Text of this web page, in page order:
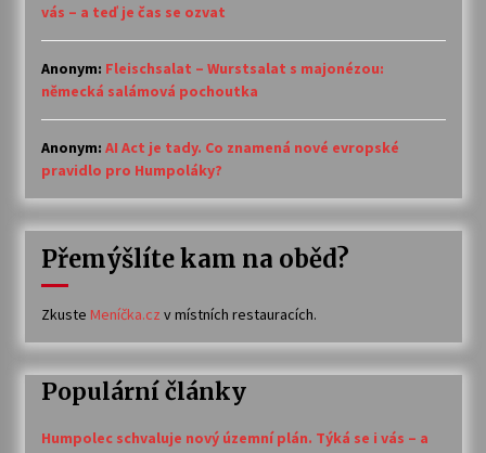
vás – a teď je čas se ozvat
Anonym: Fleischsalat – Wurstsalat s majonézou:
německá salámová pochoutka
Anonym: AI Act je tady. Co znamená nové evropské
pravidlo pro Humpoláky?
Přemýšlíte kam na oběd?
Zkuste Meníčka.cz v místních restauracích.
Populární články
Humpolec schvaluje nový územní plán. Týká se i vás – a